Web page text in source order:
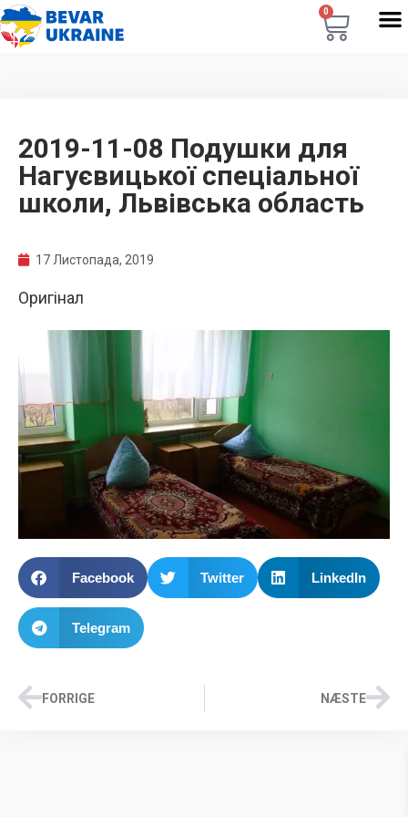
0
2019-11-08 Подушки для
Нагуєвицької спеціальної
школи, Львівська область
17 Листопада, 2019
Оригінал
Facebook Twitter LinkedIn
Telegram
FORRIGE NÆSTE